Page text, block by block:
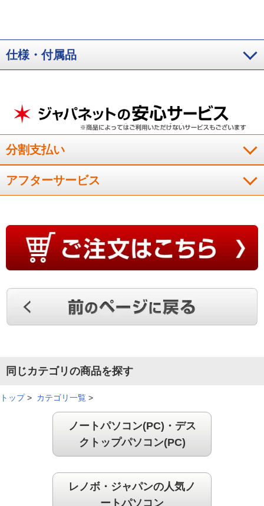
仕様・付属品
分割支払い
アフターサービス
同じカテゴリの商品を探す
トップ> カテゴリ一覧 >
ノートパソコン(PC)・デス
クトップパソコン(PC)
レノボ・ジャパンの人気ノ
ートパソコン